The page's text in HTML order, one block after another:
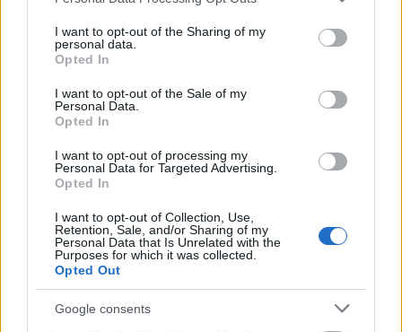
not limited to your visit or usage behaviour. You may click to
grant or deny consent to Google and its third-party tags to
use your data for below specified purposes in below Google
consent section.
I want to opt-out of the Sharing of my
personal data.
Opted In
I want to opt-out of the Sale of my
Personal Data.
Opted In
I want to opt-out of processing my
Personal Data for Targeted Advertising.
Opted In
I want to opt-out of Collection, Use,
Retention, Sale, and/or Sharing of my
Personal Data that Is Unrelated with the
Purposes for which it was collected.
Opted Out
Google consents
hordozza. Ez adja meg a közeget annak a fado-
csokornak, melyeket Mísia az új albumáról előadott.
A fado zenei anyaga legalább ezer tradicionális
népi gyökerű dallamból áll, ezeket az énekes
szabadon választott szöveggel énekelheti. Mísiánk
így jutott el a közelmúlt és a jelen legnagyobb
portugál költőihez. Mint mondta, az íróknak-
költőknek szabad bejárásuk van a Drama Box
Hotelbe, csakúgy, mint más művészeknek, festőknek
például. Hogy az életben is velük veszi körbe magát,
köszönhető. A csoda az, hogy ezt át tudta menteni
zenéjébe is, olyan gócpontot teremtve, ami minden
bizonnyal maradandó lesz a portugál kultúra
történetében.